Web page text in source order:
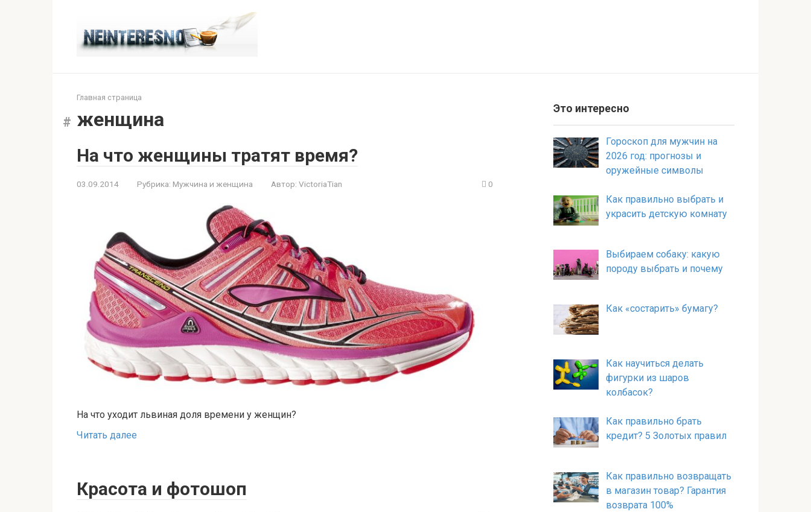
Главная страница
женщина
На что женщины тратят время?
03.09.2014 Рубрика: Мужчина и женщина Автор: VictoriaTian 0
На что уходит львиная доля времени у женщин?
Читать далее
Красота и фотошоп
Это интересно
Гороскоп для мужчин на
2026 год: прогнозы и
оружейные символы
Как правильно выбрать и
украсить детскую комнату
Выбираем собаку: какую
породу выбрать и почему
Как «состарить» бумагу?
Как научиться делать
фигурки из шаров
колбасок?
Как правильно брать
кредит? 5 Золотых правил
Как правильно возвращать
в магазин товар? Гарантия
возврата 100%